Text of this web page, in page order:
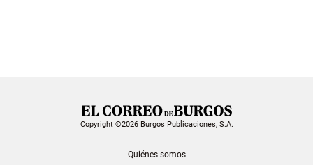
Copyright ©2026 Burgos Publicaciones, S.A.
Quiénes somos